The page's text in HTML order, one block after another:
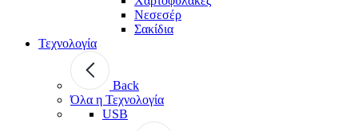
Νεσεσέρ
Σακίδια
Τεχνολογία
Back
Όλα η Τεχνολογία
USB